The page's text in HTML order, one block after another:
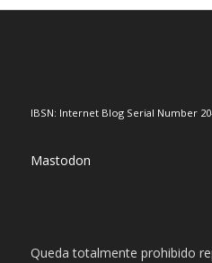
IBSN: Internet Blog Serial Number
Mastodon
Queda totalmente prohibido